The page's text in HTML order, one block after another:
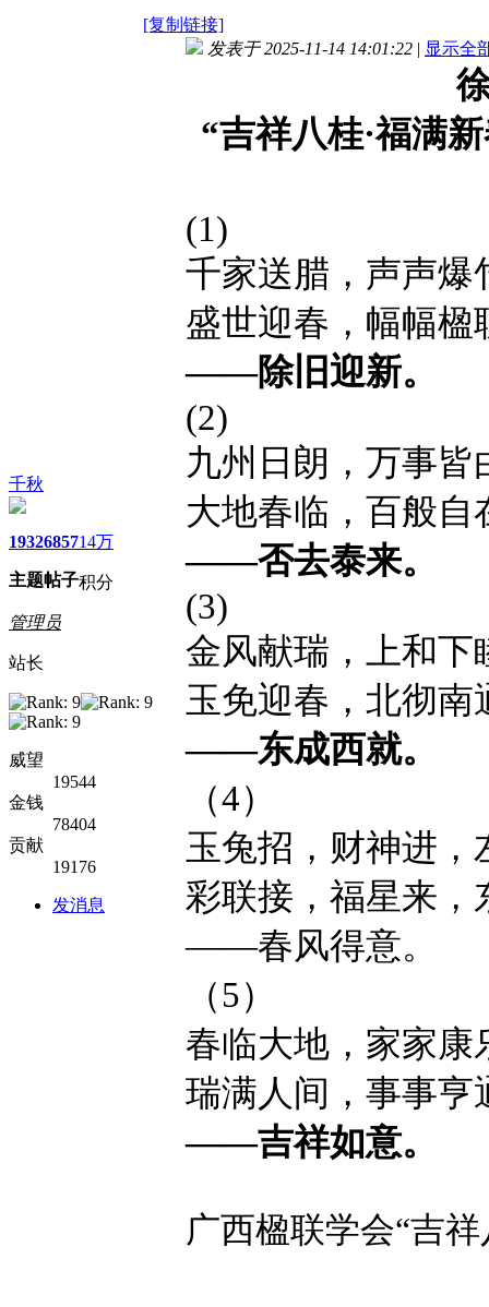
[复制链接]
千秋
1932
主题
6857
帖子
14万
积分
管理员
站长
威望
19544
金钱
78404
贡献
19176
发消息
发表于 2025-11-14 14:01:22 | 显示全
“吉祥八桂·福满
(1)
千家送腊，声声爆
盛世迎春，幅幅楹
——除旧迎新。
(2)
九州日朗，万事皆
大地春临，百般自
——否去泰来。
(3)
金风献瑞，上和下
玉免迎春，北彻南
——东成西就。
（4）
玉兔招，财神进，
彩联接，福星来，
——春风得意。
（5）
春临大地，家家康
瑞满人间，事事亨
——吉祥如意。
广西楹联学会“吉